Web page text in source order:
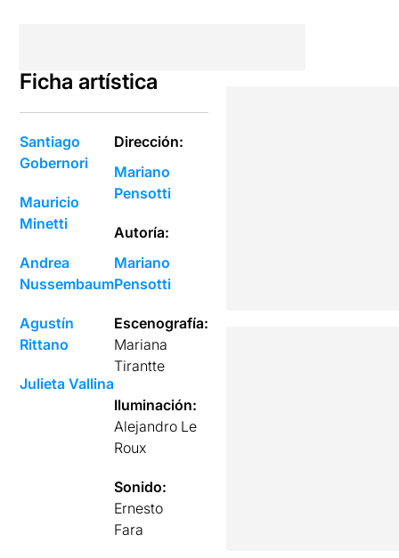
Ficha artística
Santiago
Gobernori
Mauricio
Minetti
Andrea
Nussembaum
Agustín
Rittano
Julieta Vallina
Dirección:
Mariano
Pensotti
Autoría:
Mariano
Pensotti
Escenografía:
Mariana
Tirantte
Iluminación:
Alejandro Le
Roux
Sonido:
Ernesto
Fara